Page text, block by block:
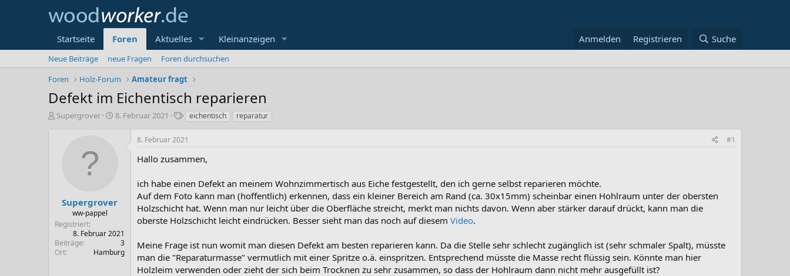
Startseite Foren Aktuelles Kleinanzeigen Anmelden Registrieren Suche
Neue Beiträge neue Fragen
Foren durchsuchen
Foren
Holz-Forum Amateur fragt
Defekt im Eichentisch reparieren
E
Supergrover
E
a
8. Februar 2021
S
h
a
o
r
t
e
eichentisch reparatur
Supergrover
ww-pappel
Registriert
8. Februar 2021
Beiträge
3
Ort
Hamburg
8. Februar 2021 #1
Hallo zusammen,
ich habe einen Defekt an meinem Wohnzimmertisch aus Eiche festgestellt, den ich gerne selbst reparieren möchte.
Auf dem Foto kann man (hoffentlich) erkennen, dass ein kleiner Bereich am Rand (ca. 30x15mm) scheinbar einen Hohlraum unter der obersten
Holzschicht hat. Wenn man nur leicht über die Oberfläche streicht, merkt man nichts davon. Wenn aber stärker darauf drückt, kann man die
oberste Holzschicht leicht eindrücken. Besser sieht man das noch auf diesem Video.
Meine Frage ist nun womit man diesen Defekt am besten reparieren kann. Da die Stelle sehr schlecht zugänglich ist (sehr schmaler Spalt), müsste
man die "Reparaturmasse" vermutlich mit einer Spritze o.ä. einspritzen. Entsprechend müsste die Masse recht flüssig sein. Könnte man hier
Holzleim verwenden oder zieht der sich beim Trocknen zu sehr zusammen, so dass der Hohlraum dann nicht mehr ausgefüllt ist?